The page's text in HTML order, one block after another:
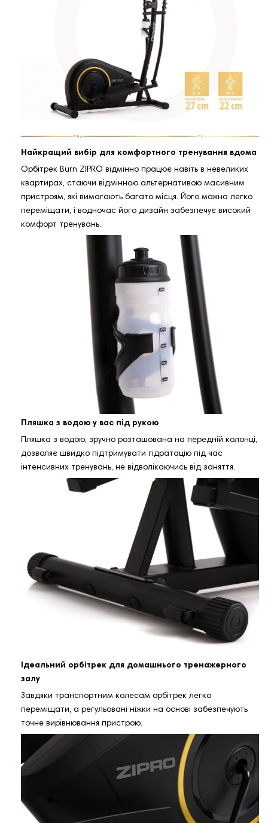
Найкращий вибір для комфортного тренування вдома
Орбітрек Burn ZIPRO відмінно працює навіть в невеликих
квартирах, стаючи відмінною альтернативою масивним
пристроям, які вимагають багато місця. Його можна легко
переміщати, і водночас його дизайн забезпечує високий
комфорт тренувань.
Пляшка з водою у вас під рукою
Пляшка з водою, зручно розташована на передній колонці,
дозволяє швидко підтримувати гідратацію під час
інтенсивних тренувань, не відволікаючись від заняття.
Ідеальний орбітрек для домашнього тренажерного
залу
Завдяки транспортним колесам орбітрек легко
переміщати, а регульовані ніжки на основі забезпечують
точне вирівнювання пристрою.